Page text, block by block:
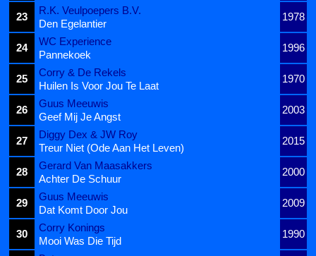
23
R.K. Veulpoepers B.V.
1978
Den Egelantier
24
WC Experience
1996
Pannekoek
25
Corry & De Rekels
1970
Huilen Is Voor Jou Te Laat
26
Guus Meeuwis
2003
Geef Mij Je Angst
27
Diggy Dex & JW Roy
2015
Treur Niet (Ode Aan Het Leven)
28
Gerard Van Maasakkers
2000
Achter De Schuur
29
Guus Meeuwis
2009
Dat Komt Door Jou
30
Corry Konings
1990
Mooi Was Die Tijd